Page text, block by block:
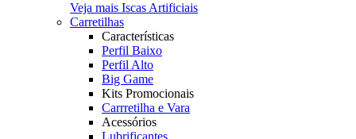
Veja mais Iscas Artificiais
Carretilhas
Características
Perfil Baixo
Perfil Alto
Big Game
Kits Promocionais
Carrretilha e Vara
Acessórios
Lubrificantes